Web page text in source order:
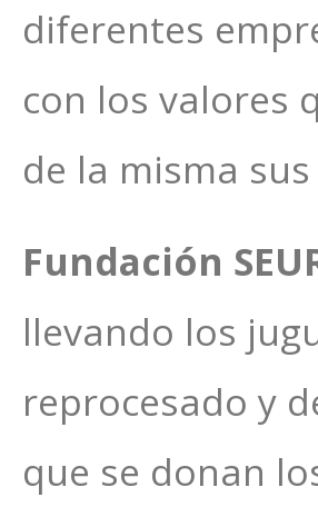
diferentes
con los valores
de la misma
Fundación
llevando los
reprocesado y
que se donan